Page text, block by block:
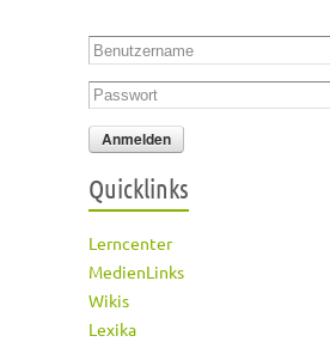
Benutzername
Passwort
Quicklinks
Lerncenter
MedienLinks
Wikis
Lexika